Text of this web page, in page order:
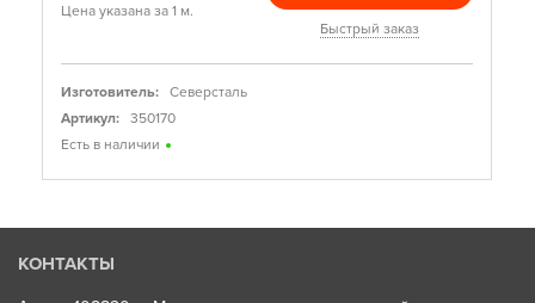
Цена указана за 1 м.
Быстрый заказ
Изготовитель:
Северсталь
Артикул:
350170
Есть в наличии
КОНТАКТЫ